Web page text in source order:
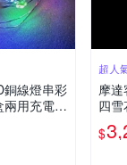
銅線燈串彩
用充電-
串
超人
摩
四
光
費
$